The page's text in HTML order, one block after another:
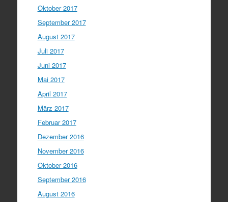
Oktober 2017
September 2017
August 2017
Juli 2017
Juni 2017
Mai 2017
April 2017
März 2017
Februar 2017
Dezember 2016
November 2016
Oktober 2016
September 2016
August 2016